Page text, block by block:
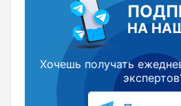
НА
Хочешь получать